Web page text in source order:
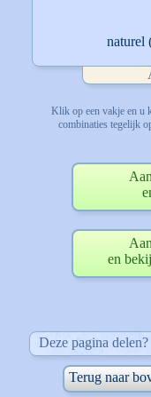
naturel
Klik op een vakje en u
combinaties tegelijk
en
Deze pagina delen?
Terug naar